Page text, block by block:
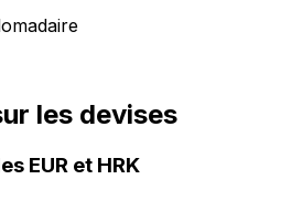
les devises
EUR et HRK